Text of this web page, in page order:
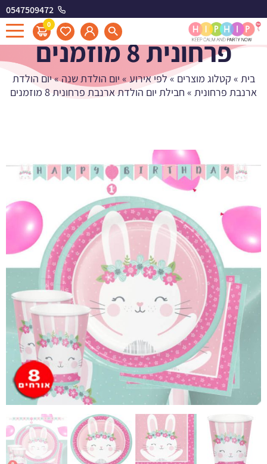
0547509472
0
חבילת יום הולדת ארנבת
פרחונית 8 מוזמנים
בית » קטלוג מוצרים » לפי אירוע» יום הולדת שנה»יום הולדת
ארנבת פרחונית » חבילת יום הולדת ארנבת פרחונית 8 מוזמנים